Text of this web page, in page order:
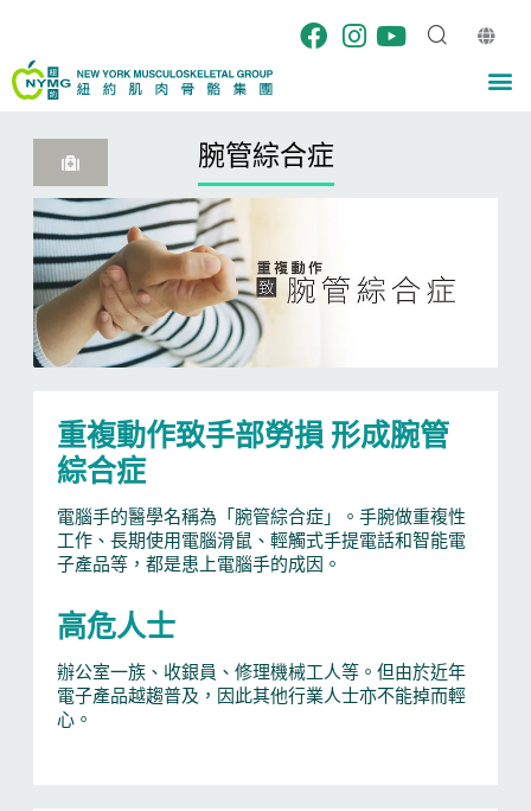
content
腕管綜合症
重複動作致手部勞損 形成腕管
綜合症
電腦手的醫學名稱為「腕管綜合症」。手腕做重複性
工作、長期使用電腦滑鼠、輕觸式手提電話和智能電
子產品等，都是患上電腦手的成因。
高危人士
辦公室一族、收銀員、修理機械工人等。但由於近年
電子產品越趨普及，因此其他行業人士亦不能掉而輕
心。